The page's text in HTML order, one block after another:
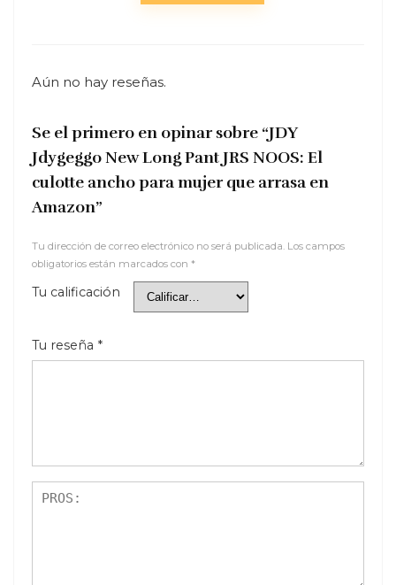
Aún no hay reseñas.
Se el primero en opinar sobre “JDY
Jdygeggo New Long Pant JRS NOOS: El
culotte ancho para mujer que arrasa en
Amazon”
Tu dirección de correo electrónico no será publicada. Los campos
obligatorios están marcados con *
Tu calificación
Tu reseña *